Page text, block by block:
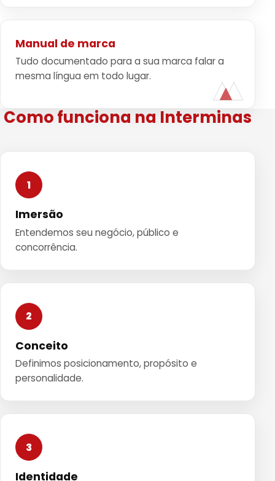
Manual de marca
Tudo documentado para a sua marca falar a
mesma língua em todo lugar.
Como funciona na Interminas
1
Imersão
Entendemos seu negócio, público e
concorrência.
2
Conceito
Definimos posicionamento, propósito e
personalidade.
3
Identidade